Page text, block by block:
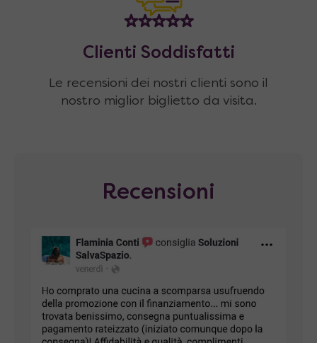
Clienti Soddisfatti
Le recensioni dei nostri clienti sono il
nostro miglior biglietto da visita.
Recensioni